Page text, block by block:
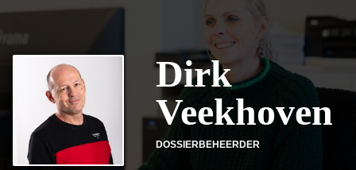
TEAM
CONTACT
Dirk
Veekhoven
DOSSIERBEHEERDER